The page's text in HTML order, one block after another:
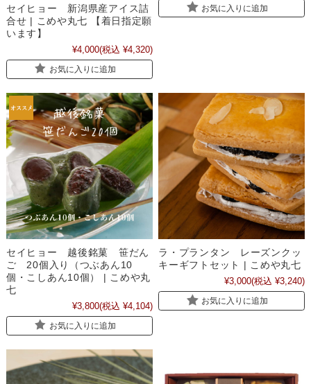
セイヒョー 新潟県産アイス詰
合せ | こめや丸七 【着日指定願
います】
¥4,000(税込 ¥4,320)
お気に入りに追加
お気に入りに追加
セイヒョー 越後銘菓 笹だん
ご 20個入り（つぶあん10
個・こしあん10個） | こめや丸
七
¥3,800(税込 ¥4,104)
お気に入りに追加
ラ・プランタン レーズンクッ
キーギフトセット | こめや丸七
¥3,000(税込 ¥3,240)
お気に入りに追加